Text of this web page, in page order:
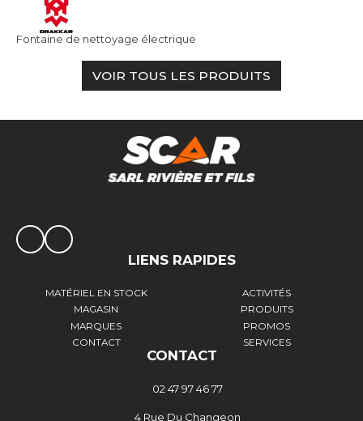
Fontaine de nettoyage électrique
VOIR TOUS LES PRODUITS
LIENS RAPIDES
MATÉRIEL EN STOCK
ACTIVITÉS
MAGASIN
PRODUITS
MARQUES
PROMOS
CONTACT
SERVICES
CONTACT
02 47 97 46 77
4 Rue Du Changeon